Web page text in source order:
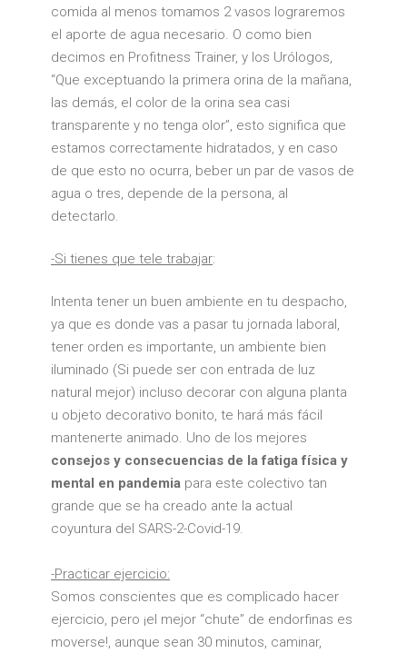
comida al menos tomamos 2 vasos lograremos
el aporte de agua necesario. O como bien
decimos en Profitness Trainer, y los Urólogos,
“Que exceptuando la primera orina de la mañana,
las demás, el color de la orina sea casi
transparente y no tenga olor”, esto significa que
estamos correctamente hidratados, y en caso
de que esto no ocurra, beber un par de vasos de
agua o tres, depende de la persona, al
detectarlo.
-Si tienes que tele trabajar:
Intenta tener un buen ambiente en tu despacho,
ya que es donde vas a pasar tu jornada laboral,
tener orden es importante, un ambiente bien
iluminado (Si puede ser con entrada de luz
natural mejor) incluso decorar con alguna planta
u objeto decorativo bonito, te hará más fácil
mantenerte animado. Uno de los mejores
consejos y consecuencias de la fatiga física y
mental en pandemia para este colectivo tan
grande que se ha creado ante la actual
coyuntura del SARS-2-Covid-19.
-Practicar ejercicio:
Somos conscientes que es complicado hacer
ejercicio, pero ¡el mejor “chute” de endorfinas es
moverse!, aunque sean 30 minutos, caminar,